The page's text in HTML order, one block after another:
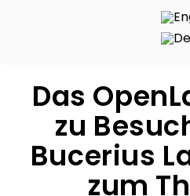
Das
zu
Bucerius
zum